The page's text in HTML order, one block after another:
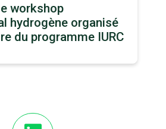
workshop
hydrogène organisé
du programme IURC